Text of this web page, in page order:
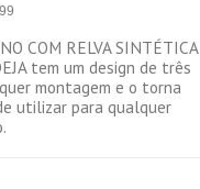
COM RELVA SINTÉTICA
tem um design de três
montagem e o torna
utilizar para qualquer